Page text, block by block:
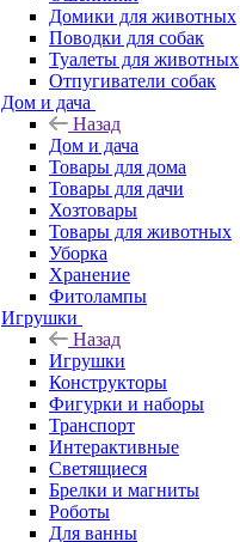
Домики для животных
Поводки для собак
Туалеты для животных
Отпугиватели собак
Дом и дача
Назад
Дом и дача
Товары для дома
Товары для дачи
Хозтовары
Товары для животных
Уборка
Хранение
Фитолампы
Игрушки
Назад
Игрушки
Конструкторы
Фигурки и наборы
Транспорт
Интерактивные
Светящиеся
Брелки и магниты
Роботы
Для ванны